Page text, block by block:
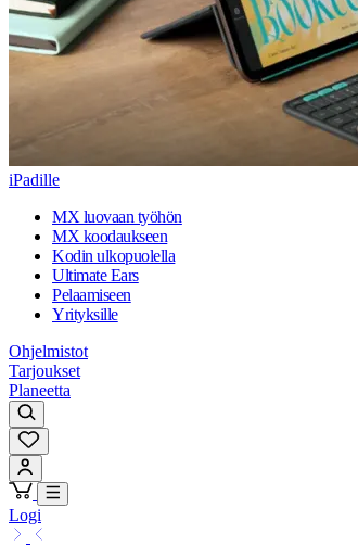
iPadille
MX luovaan työhön
MX koodaukseen
Kodin ulkopuolella
Ultimate Ears
Pelaamiseen
Yrityksille
Ohjelmistot
Tarjoukset
Planeetta
Logi